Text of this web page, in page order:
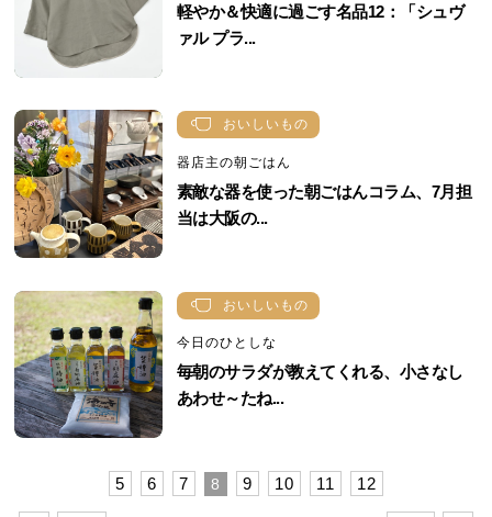
軽やか＆快適に過ごす名品12：「シュヴ
ァル プラ...
おいしいもの
器店主の朝ごはん
素敵な器を使った朝ごはんコラム、7月担
当は大阪の...
おいしいもの
今日のひとしな
毎朝のサラダが教えてくれる、小さなし
あわせ～たね...
5 6 7 8 9 10 11 12